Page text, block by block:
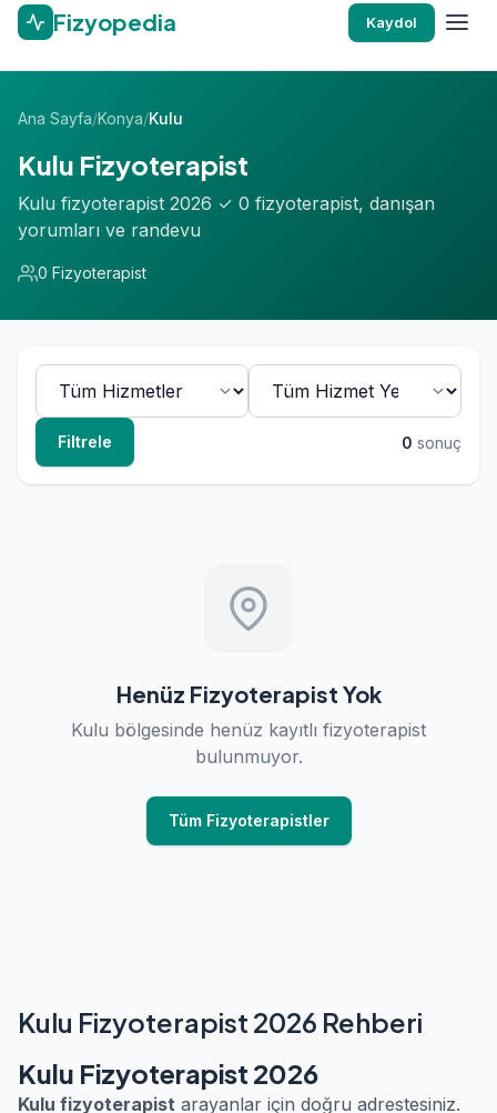
Fizyopedia Kaydol
Ana Sayfa/Konya/Kulu
Kulu Fizyoterapist
Kulu fizyoterapist 2026 ✓ 0 fizyoterapist, danışan
yorumları ve randevu
0 Fizyoterapist
Filtrele 0 sonuç
Henüz Fizyoterapist Yok
Kulu bölgesinde henüz kayıtlı fizyoterapist
bulunmuyor.
Tüm Fizyoterapistler
Kulu Fizyoterapist 2026 Rehberi
Kulu Fizyoterapist 2026
Kulu fizyoterapist arayanlar için doğru adrestesiniz.